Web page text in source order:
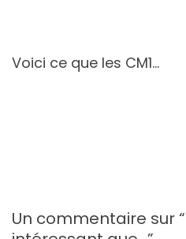
Voici ce que les CM1…
Un commentaire sur “